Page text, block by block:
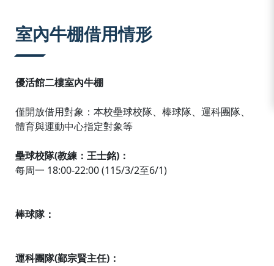
室內牛棚借用情形
優活館二樓室內牛棚
僅開放借用對象：本校壘球校隊、棒球隊、運科團隊、
體育與運動中心指定對象等
壘球校隊(教練：王士銘)：
每周一 18:00-22:00 (115/3/2至6/1)
棒球隊：
運科團隊(鄞宗賢主任)：